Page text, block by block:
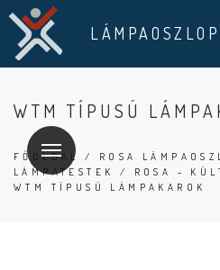
WTM TÍPUSÚ
FŐOLDAL / ROSA
LÁMPATESTEK
/ ROSA -
WTM TÍPUSÚ LÁMPAKAROK